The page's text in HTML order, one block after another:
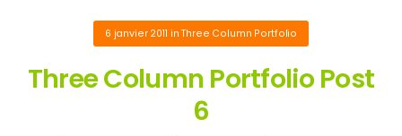
6 janvier 2011 inThree Column Portfolio
Three Column Portfolio Post
6